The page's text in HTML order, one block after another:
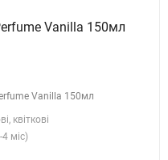
Vanilla 150мл
Vanilla 150мл
квіткові
міс)